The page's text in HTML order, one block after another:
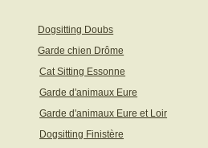
Dogsitting Doubs
Garde chien Drôme
Cat Sitting Essonne
Garde d'animaux Eure
Garde d'animaux Eure et Loir
Dogsitting Finistère